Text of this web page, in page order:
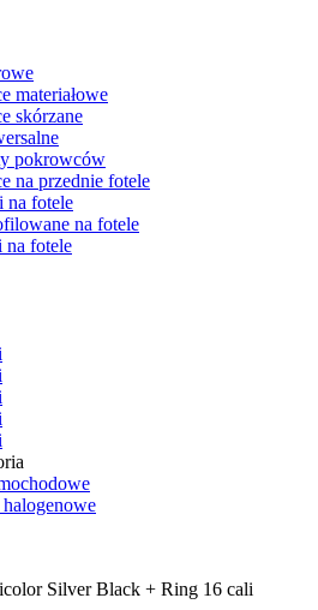
materiałowe
skórzane
pokrowców
na przednie fotele
na fotele
na fotele
fotele
Silver Black + Ring 16 cali